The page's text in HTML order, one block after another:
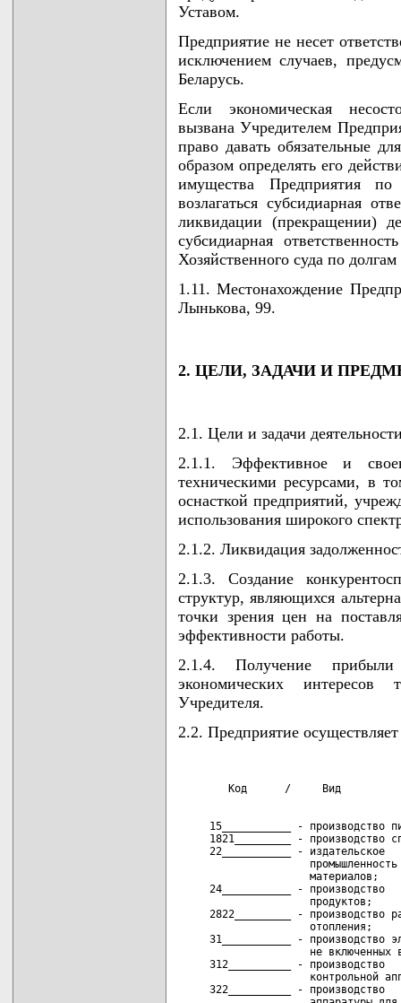
Уставом.
Предприятие не несет
исключением случаев,
Беларусь.
Если экономическая
вызвана Учредителем
право давать обязательные
образом определять его
имущества Предприятия
возлагаться субсидиарная
ликвидации (прекращении)
субсидиарная
Хозяйственного суда по
1.11. Местонахождение
Лынькова, 99.
2. ЦЕЛИ, ЗАДАЧИ И
2.1. Цели и задачи
2.1.1. Эффективное и
техническими ресурсами, в
оснасткой предприятий,
использования широкого
2.1.2. Ликвидация
2.1.3. Создание
структур, являющихся
точки зрения цен на
эффективности работы.
2.1.4. Получение
экономических интересов
Учредителя.
2.2. Предприятие
15___________ - производство
1821_________ - производство
22___________ - издательское
                     материалов;
24___________ - производство
                     продуктов;
2822_________ - производство
                     отопления;
31___________ - производство
не включенных
312__________ - производство
контрольной
322__________ - производство